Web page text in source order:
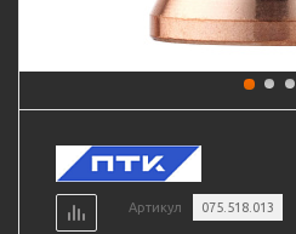
Артикул 075.518.013